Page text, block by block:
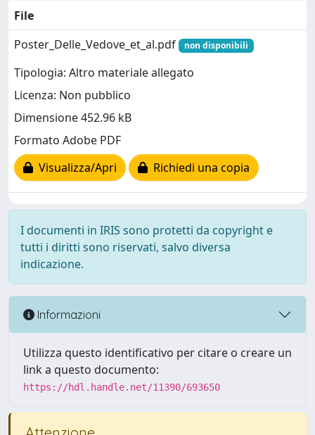
File
Poster_Delle_Vedove_et_al.pdf
non disponibili
Tipologia: Altro materiale allegato
Licenza: Non pubblico
Dimensione 452.96 kB
Formato Adobe PDF
Visualizza/Apri
Richiedi una copia
I documenti in IRIS sono protetti da copyright e
tutti i diritti sono riservati, salvo diversa
indicazione.
Informazioni
Utilizza questo identificativo per citare o creare un
link a questo documento:
https://hdl.handle.net/11390/693650